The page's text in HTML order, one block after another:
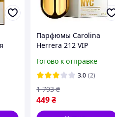
Парфюмы Carolina
Herrera 212 VIP
вода 80 ml (Каролина
Эррера 212 Вип
Женские)
Готово к отправке
3.0 (2)
449₴
1 793 ₴